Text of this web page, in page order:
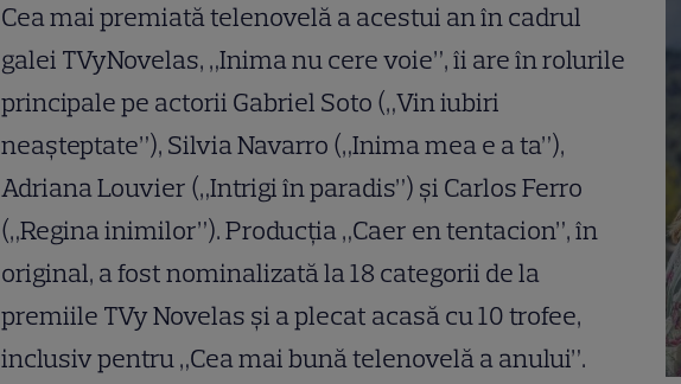
Cea mai premiată telenovelă a acestui an în cadrul
galei TVyNovelas, „Inima nu cere voie”, îi are în rolurile
principale pe actorii Gabriel Soto („Vin iubiri
neașteptate”), Silvia Navarro („Inima mea e a ta”),
Adriana Louvier („Intrigi în paradis”) și Carlos Ferro
(„Regina inimilor”). Producția „Caer en tentacion”, în
original, a fost nominalizată la 18 categorii de la
premiile TVy Novelas și a plecat acasă cu 10 trofee,
inclusiv pentru „Cea mai bună telenovelă a anului”.